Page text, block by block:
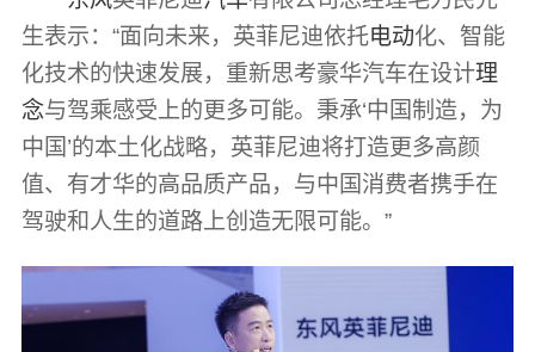
生表示：“面向未来，英菲尼迪依托电动化、智能
化技术的快速发展，重新思考豪华汽车在设计理
念与驾乘感受上的更多可能。秉承‘中国制造，为
中国’的本土化战略，英菲尼迪将打造更多高颜
值、有才华的高品质产品，与中国消费者携手在
驾驶和人生的道路上创造无限可能。”